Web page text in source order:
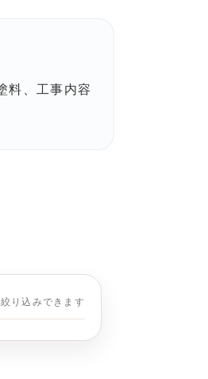
料、工事内容
り込みできます